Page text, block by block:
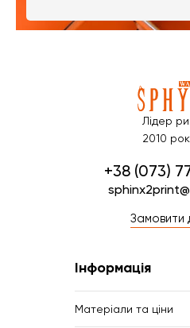
Лідер
2010
+38 (073)
Замовити
Інформація
Матеріали та ціни